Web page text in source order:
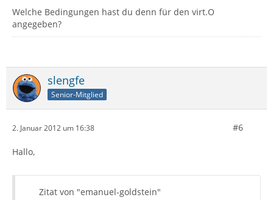
Welche Bedingungen hast du denn für den virt.O
angegeben?
slengfe
Senior-Mitglied
2. Januar 2012 um 16:38 #6
Hallo,
Zitat von "emanuel-goldstein"